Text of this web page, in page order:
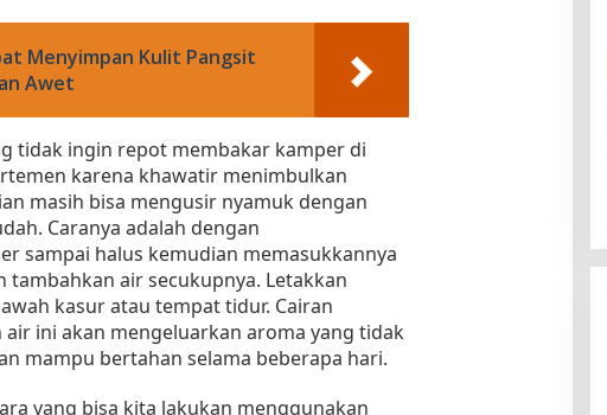
Menyimpan Kulit Pangsit
Awet
tidak ingin repot membakar kamper di
karena khawatir menimbulkan
masih bisa mengusir nyamuk dengan
Caranya adalah dengan
sampai halus kemudian memasukkannya
tambahkan air secukupnya. Letakkan
kasur atau tempat tidur. Cairan
ini akan mengeluarkan aroma yang tidak
mampu bertahan selama beberapa hari.
yang bisa kita lakukan menggunakan